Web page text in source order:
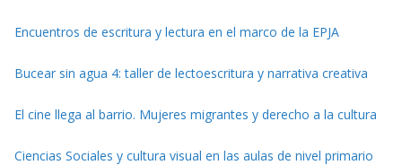
Encuentros de escritura y lectura en el marco de la EPJA
Bucear sin agua 4: taller de lectoescritura y narrativa creativa
El cine llega al barrio. Mujeres migrantes y derecho a la cultura
Ciencias Sociales y cultura visual en las aulas de nivel primario